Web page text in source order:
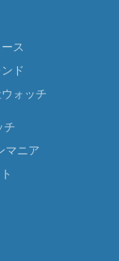
ス
ド
ォッチ
チ
マニア